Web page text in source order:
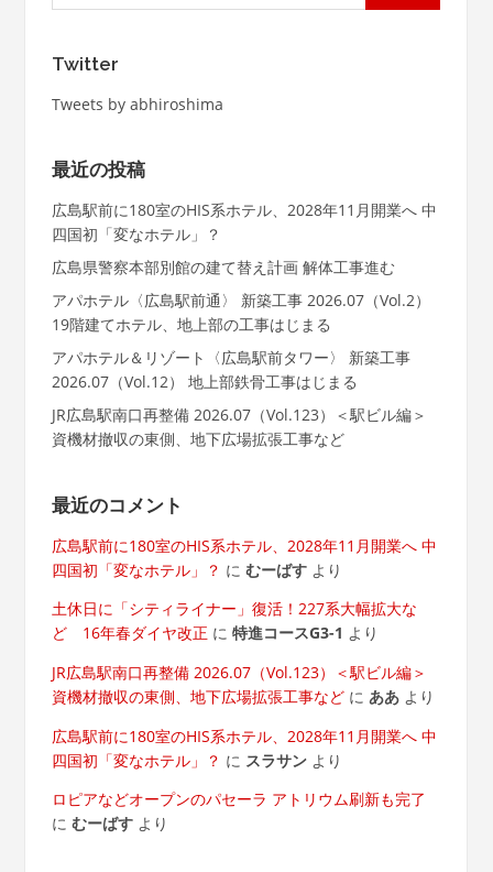
Twitter
Tweets by abhiroshima
最近の投稿
広島駅前に180室のHIS系ホテル、2028年11月開業へ 中
四国初「変なホテル」？
広島県警察本部別館の建て替え計画 解体工事進む
アパホテル〈広島駅前通〉 新築工事 2026.07（Vol.2）
19階建てホテル、地上部の工事はじまる
アパホテル＆リゾート〈広島駅前タワー〉 新築工事
2026.07（Vol.12） 地上部鉄骨工事はじまる
JR広島駅南口再整備 2026.07（Vol.123）＜駅ビル編＞
資機材撤収の東側、地下広場拡張工事など
最近のコメント
広島駅前に180室のHIS系ホテル、2028年11月開業へ 中
四国初「変なホテル」？ に むーばすより
土休日に「シティライナー」復活！227系大幅拡大な
ど 16年春ダイヤ改正 に 特進コースG3-1 より
JR広島駅南口再整備 2026.07（Vol.123）＜駅ビル編＞
資機材撤収の東側、地下広場拡張工事などに ああより
広島駅前に180室のHIS系ホテル、2028年11月開業へ 中
四国初「変なホテル」？ に スラサンより
ロピアなどオープンのパセーラ アトリウム刷新も完了
に むーばすより